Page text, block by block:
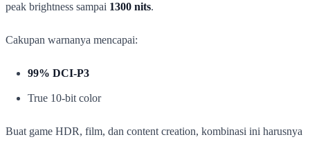
peak brightness sampai 1300 nits.
Cakupan warnanya mencapai:
99% DCI-P3
True 10-bit color
Buat game HDR, film, dan content creation, kombinasi ini harusnya